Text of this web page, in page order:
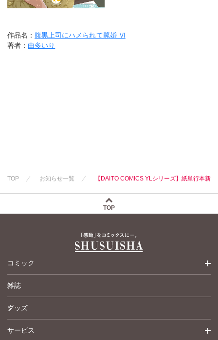
作品名： 腹黒上司にハメられて罠婚 Ⅵ
著者： 由多いり
TOP お知らせ一覧 【DAITO COMICS YLシリーズ】紙単行本新
TOP
コミック
少女コミック
女性コミック
ペットコミック
雑誌
グッズ
サービス